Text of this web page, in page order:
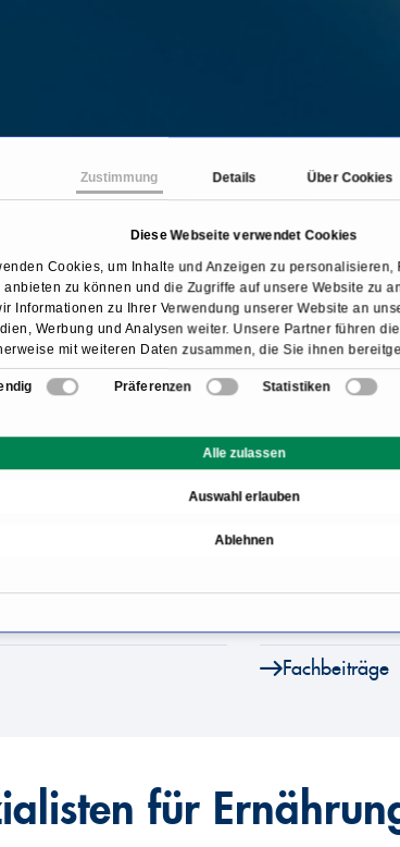
Zustimmung Details Über Cookies
Diese Webseite verwendet Cookies
Cookies, um Inhalte und Anzeigen zu personalisieren,
anbieten zu können und die Zugriffe auf unsere Website zu
Informationen zu Ihrer Verwendung unserer Website an
Werbung und Analysen weiter. Unsere Partner führen
mit weiteren Daten zusammen, die Sie ihnen
sie im Rahmen Ihrer Nutzung der Dienste gesammelt
Präferenzen Statistiken
Ablehnen
Auswahl erlauben
Alle zulassen
Fachbereiche
Übersicht
Wie läuft die
für
Wo finde ich
Fachbeiträge
für